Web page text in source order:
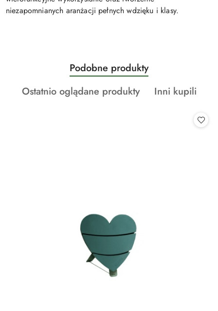
niezapomnianych aranżacji pełnych wdzięku i klasy.
Pomiń karuzelę produktów
Produkty
o
statusie:
Podobne produkty
Produkty
Ostatnio oglądane produkty
Produkty
Inni kupili